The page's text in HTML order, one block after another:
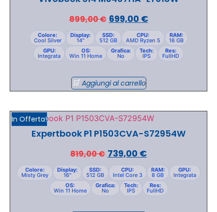
899,00€ 699,00 €
Colore:
Cool Silver
Display:
14"
SSD:
512 GB
CPU:
AMD Ryzen 5
RAM:
16 GB
GPU:
Integrata
OS:
Win 11 Home
Grafica:
No
Tech:
IPS
Res:
FullHD
Aggiungi al carrello
In Offerta!
Expertbook P1 P1503CVA-S72954W
819,00€ 739,00 €
Colore:
Misty Grey
Display:
16"
SSD:
512 GB
CPU:
Intel Core 3
RAM:
8 GB
GPU:
Integrata
OS:
Win 11 Home
Grafica:
No
Tech:
IPS
Res:
FullHD